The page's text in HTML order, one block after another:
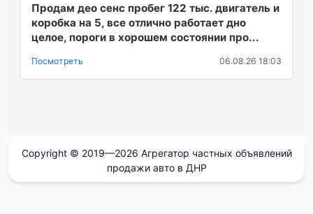
Продам део сенс пробег 122 тыс. двигатель и
коробка на 5, все отлично работает дно
целое, пороги в хорошем состоянии про...
Посмотреть 06.08.26 18:03
Copyright © 2019—2026 Агрегатор частных объявлений
продажи авто в ДНР